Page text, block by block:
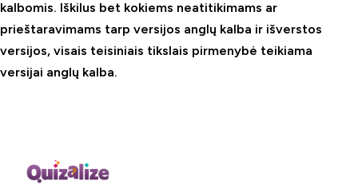
kalbomis. Iškilus bet kokiems neatitikimams ar
prieštaravimams tarp versijos anglų kalba ir išverstos
versijos, visais teisiniais tikslais pirmenybė teikiama
versijai anglų kalba.